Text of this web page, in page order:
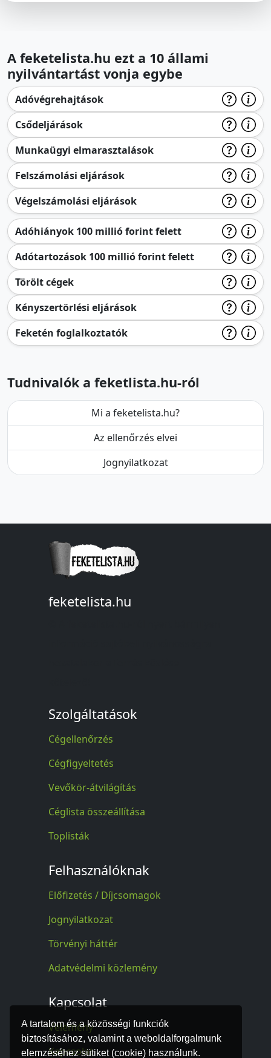
A tartalom és a közösségi funkciók
biztosításához, valamint a weboldalforgalmunk
elemzéséhez sütiket (cookie) használunk.
A feketelista.hu ezt a 10 állami
nyilvántartást vonja egybe
Adóvégrehajtások
Csődeljárások
Munkaügyi elmarasztalások
Felszámolási eljárások
Végelszámolási eljárások
Adóhiányok 100 millió forint felett
Adótartozások 100 millió forint felett
Törölt cégek
Kényszertörlési eljárások
Feketén foglalkoztatók
Tudnivalók a feketlista.hu-ról
Mi a feketelista.hu?
Az ellenőrzés elvei
Jognyilatkozat
feketelista.hu
Szolgáltatások
Cégellenőrzés
Cégfigyeltetés
Vevőkör-átvilágítás
Céglista összeállítása
Toplisták
Felhasználóknak
Előfizetés / Díjcsomagok
Jognyilatkozat
Törvényi háttér
Adatvédelmi közlemény
Kapcsolat
Vélemény
Kapcsolat